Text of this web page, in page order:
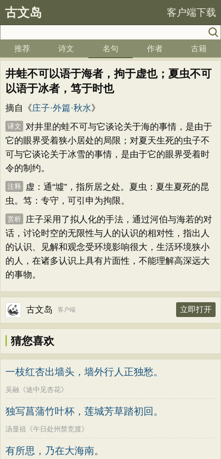
古文岛 客户端下载
推荐 诗文 名句 作者 古籍
井蛙不可以语于海者，拘于虚也；夏虫不可
以语于冰者，笃于时也
摘自《庄子·外篇·秋水》
译文
对井里的蛙不可与它谈论关于海的事情，是由于
它的眼界受着狭小居处的局限；对夏天生死的虫子不
可与它谈论关于冰雪的事情，是由于它的眼界受着时
令的制约。
注释
虚：通“墟”，指所居之处。夏虫：夏生夏死的昆
虫。笃：专守，可引申为拘限。
赏析
庄子采用了拟人化的手法，通过河伯与海若的对
话，讨论时空的无限性与人的认识的相对性，指出人
的认识、见解和观念受环境影响很大，生活环境狭小
的人，在诸多认识上具有片面性，不能理解高深远大
的事物。
古文岛 客户端 立即打开
猜您喜欢
一枝红杏出墙头，墙外行人正独愁。
吴融《途中见杏花》
独写菖蒲竹叶杯，莲城芳草踏初回。
汤显祖《午日处州禁竞渡》
有所思，乃在大海南。